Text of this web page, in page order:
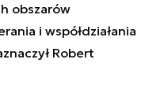
obszarów
i współdziałania
Robert